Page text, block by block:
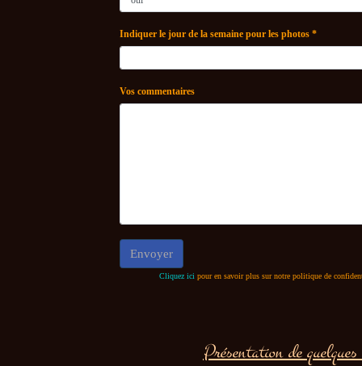
Indiquer le jour de la semaine pour les photos *
Vos commentaires
Cliquez ici pour en savoir plus sur notre politique de
Présentation de quelques